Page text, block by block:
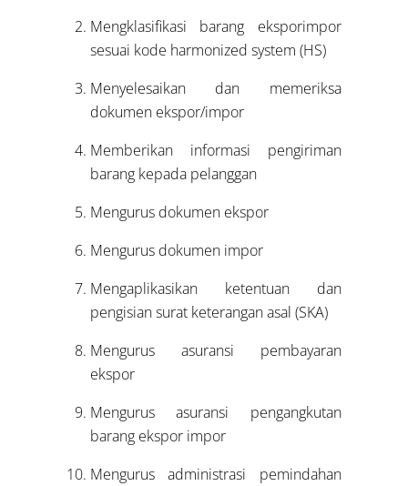
Mengklasifikasi barang eksporimpor
sesuai kode harmonized system (HS)
Menyelesaikan dan memeriksa
dokumen ekspor/impor
Memberikan informasi pengiriman
barang kepada pelanggan
Mengurus dokumen ekspor
Mengurus dokumen impor
Mengaplikasikan ketentuan dan
pengisian surat keterangan asal (SKA)
Mengurus asuransi pembayaran
ekspor
Mengurus asuransi pengangkutan
barang ekspor impor
Mengurus administrasi pemindahan